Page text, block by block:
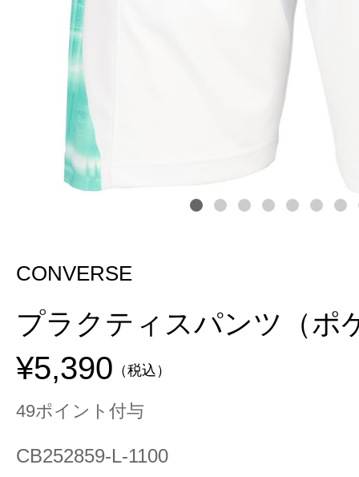
CONVERSE
プラクティスパンツ（ポ
¥5,390 （税込）
49ポイント付与
CB252859-L-1100